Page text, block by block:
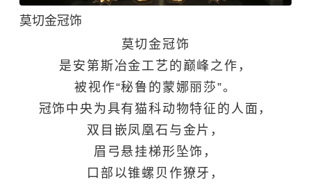
莫切金冠饰
莫切金冠饰
是安第斯冶金工艺的巅峰之作，
被视作“秘鲁的蒙娜丽莎”。
冠饰中央为具有猫科动物特征的人面，
双目嵌凤凰石与金片，
眉弓悬挂梯形坠饰，
口部以锥螺贝作獠牙，